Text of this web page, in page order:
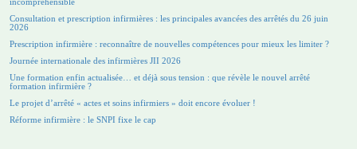
Consultation et prescription infirmières : les principales avancées des arrêtés du 26 juin
2026
Prescription infirmière : reconnaître de nouvelles compétences pour mieux les limiter ?
Journée internationale des infirmières JII 2026
Une formation enfin actualisée… et déjà sous tension : que révèle le nouvel arrêté
formation infirmière ?
Le projet d’arrêté « actes et soins infirmiers » doit encore évoluer !
Réforme infirmière : le SNPI fixe le cap